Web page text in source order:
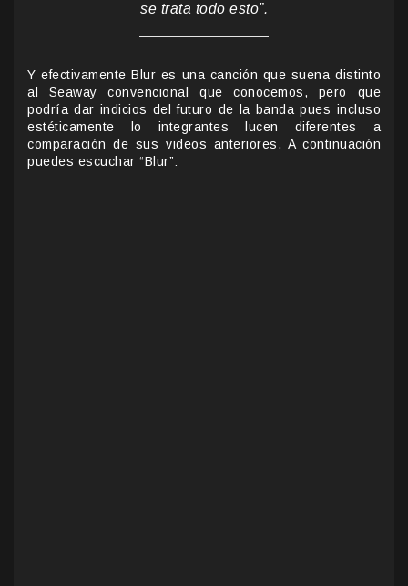
se trata todo esto”.
Y efectivamente Blur es una canción que suena distinto
al Seaway convencional que conocemos, pero que
podría dar indicios del futuro de la banda pues incluso
estéticamente lo integrantes lucen diferentes a
comparación de sus videos anteriores. A continuación
puedes escuchar “Blur”: